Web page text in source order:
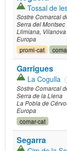
Tossal de
Sostre Comarcal
Serra del Montsec
Llimiana
Europa
promi-cat
Garrigues
La Cogulla
Sostre Comarcal
Serra de la Llena
La Pobla de
Europa
comar-cat
Segarra